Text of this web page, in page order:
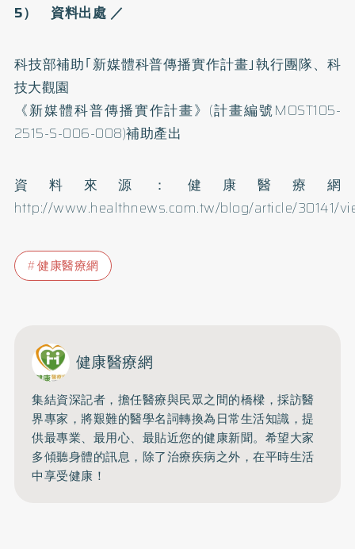
5） 資料出處 ／
科技部補助｢新媒體科普傳播實作計畫｣執行團隊、科
技大觀園
《新媒體科普傳播實作計畫》(計畫編號MOST105-
2515-S-006-008)補助產出
資料來源：健康醫療網
http://www.healthnews.com.tw/blog/article/30141/
健康醫療網
健康醫療網
集結資深記者，擔任醫療與民眾之間的橋樑，採訪醫
界專家，將艱難的醫學名詞轉換為日常生活知識，提
供最專業、最用心、最貼近您的健康新聞。希望大家
多傾聽身體的訊息，除了治療疾病之外，在平時生活
中享受健康！